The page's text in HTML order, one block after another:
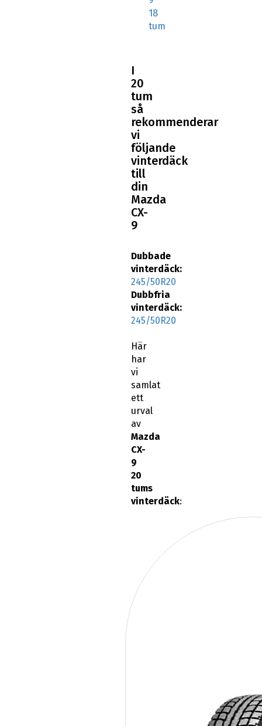
18
tum
I
20
tum
så
rekommenderar
vi
följande
vinterdäck
till
din
Mazda
CX-
9
Dubbade
vinterdäck:
245/50R20
Dubbfria
vinterdäck:
245/50R20
Här
har
vi
samlat
ett
urval
av
Mazda
CX-
9
20
tums
vinterdäck: